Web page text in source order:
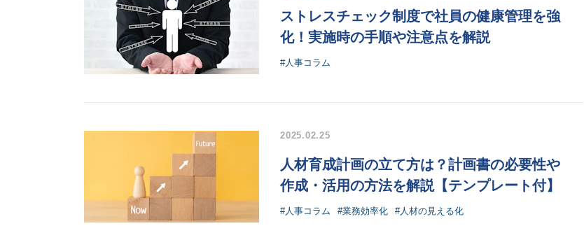
ストレスチェック制度で社員の健康管理を強
化！実施時の手順や注意点を解説
#人事コラム
2025.02.25
人材育成計画の立て方は？計画書の必要性や
作成・活用の方法を解説【テンプレート付】
#人事コラム #業務効率化 #人材の見える化